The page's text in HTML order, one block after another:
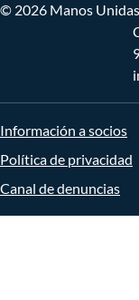
© 2026 Manos Unidas
Información a socios
Política de privacidad
Canal de denuncias